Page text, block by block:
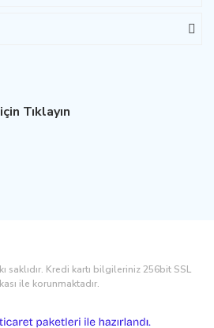
Tıklayın
saklıdır. Kredi kartı bilgileriniz 256bit SSL
ile korunmaktadır.
e-